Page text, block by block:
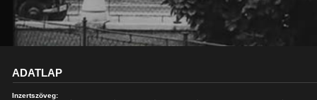
ADATLAP
Inzertszöveg: